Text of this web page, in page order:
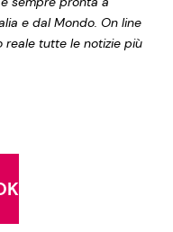
e dal Mondo. On line
reale tutte le notizie più